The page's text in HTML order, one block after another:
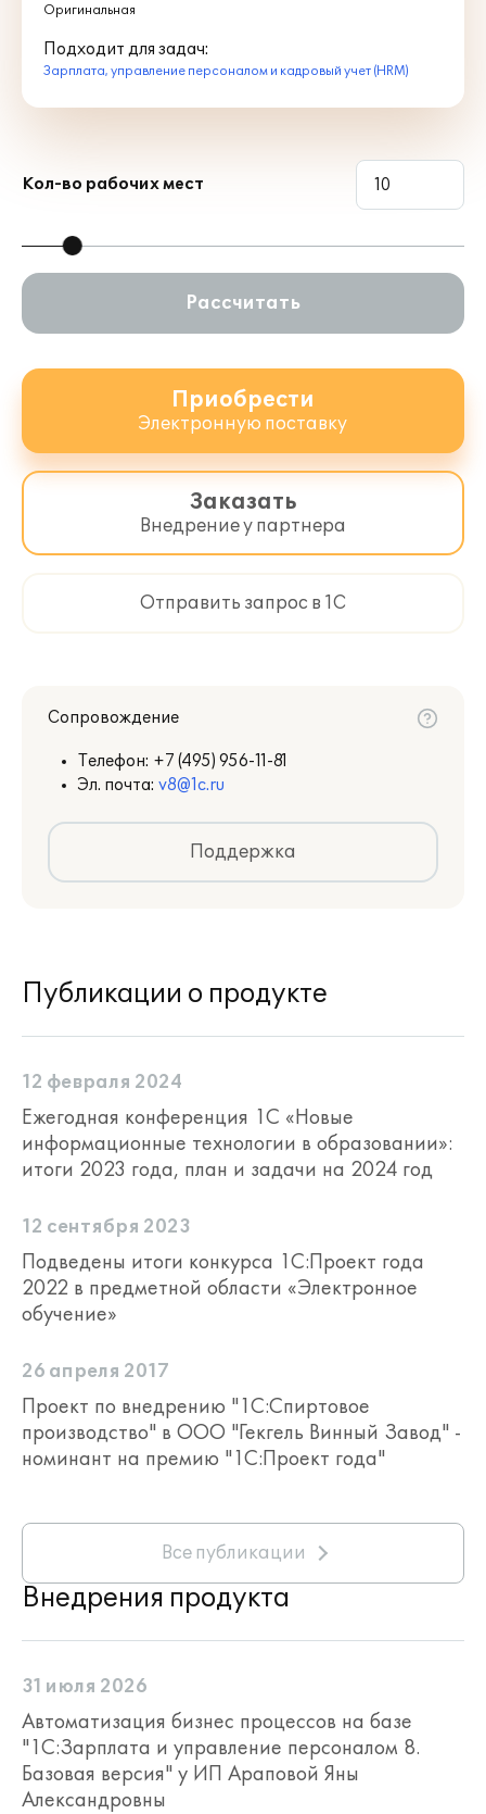
Оригинальная
Подходит для задач:
Зарплата, управление персоналом и кадровый учет (HRM)
Кол-во рабочих мест
Рассчитать
Приобрести
Электронную поставку
Заказать
Внедрение у партнера
Отправить запрос в 1С
Сопровождение
Телефон: +7 (495) 956-11-81
Эл. почта: v8@1c.ru
Поддержка
Публикации о продукте
12 февраля 2024
Ежегодная конференция 1С «Новые
информационные технологии в образовании»:
итоги 2023 года, план и задачи на 2024 год
12 сентября 2023
Подведены итоги конкурса 1С:Проект года
2022 в предметной области «Электронное
обучение»
26 апреля 2017
Проект по внедрению "1С:Спиртовое
производство" в ООО "Гекгель Винный Завод" -
номинант на премию "1С:Проект года"
Все публикации
Внедрения продукта
31 июля 2026
Автоматизация бизнес процессов на базе
"1С:Зарплата и управление персоналом 8.
Базовая версия" у ИП Араповой Яны
Александровны